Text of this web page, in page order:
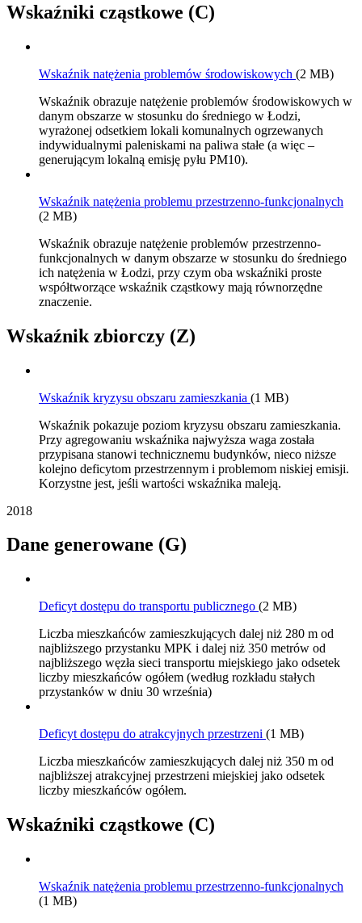
Wskaźniki cząstkowe (C)
Wskaźnik natężenia problemów środowiskowych (2 MB)
Wskaźnik obrazuje natężenie problemów środowiskowych w
danym obszarze w stosunku do średniego w Łodzi,
wyrażonej odsetkiem lokali komunalnych ogrzewanych
indywidualnymi paleniskami na paliwa stałe (a więc –
generującym lokalną emisję pyłu PM10).
Wskaźnik natężenia problemu przestrzenno-funkcjonalnych
(2 MB)
Wskaźnik obrazuje natężenie problemów przestrzenno-
funkcjonalnych w danym obszarze w stosunku do średniego
ich natężenia w Łodzi, przy czym oba wskaźniki proste
współtworzące wskaźnik cząstkowy mają równorzędne
znaczenie.
Wskaźnik zbiorczy (Z)
Wskaźnik kryzysu obszaru zamieszkania (1 MB)
Wskaźnik pokazuje poziom kryzysu obszaru zamieszkania.
Przy agregowaniu wskaźnika najwyższa waga została
przypisana stanowi technicznemu budynków, nieco niższe
kolejno deficytom przestrzennym i problemom niskiej emisji.
Korzystne jest, jeśli wartości wskaźnika maleją.
2018
Dane generowane (G)
Deficyt dostępu do transportu publicznego (2 MB)
Liczba mieszkańców zamieszkujących dalej niż 280 m od
najbliższego przystanku MPK i dalej niż 350 metrów od
najbliższego węzła sieci transportu miejskiego jako odsetek
liczby mieszkańców ogółem (według rozkładu stałych
przystanków w dniu 30 września)
Deficyt dostępu do atrakcyjnych przestrzeni (1 MB)
Liczba mieszkańców zamieszkujących dalej niż 350 m od
najbliższej atrakcyjnej przestrzeni miejskiej jako odsetek
liczby mieszkańców ogółem.
Wskaźniki cząstkowe (C)
Wskaźnik natężenia problemu przestrzenno-funkcjonalnych
(1 MB)